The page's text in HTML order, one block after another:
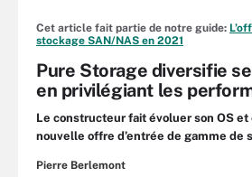
Cet article fait partie de notre guide:
stockage SAN/NAS en 2021
Pure Storage diversifie
en privilégiant les
Le constructeur fait évoluer son OS
nouvelle offre d’entrée de gamme de
Pierre Berlemont